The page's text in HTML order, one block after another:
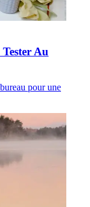
Au
pour une